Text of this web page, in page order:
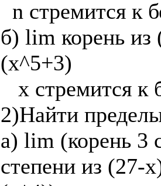
б) lim корень из
(x^5+3)
2)Найти
а) lim (корень 3
степени из (27-